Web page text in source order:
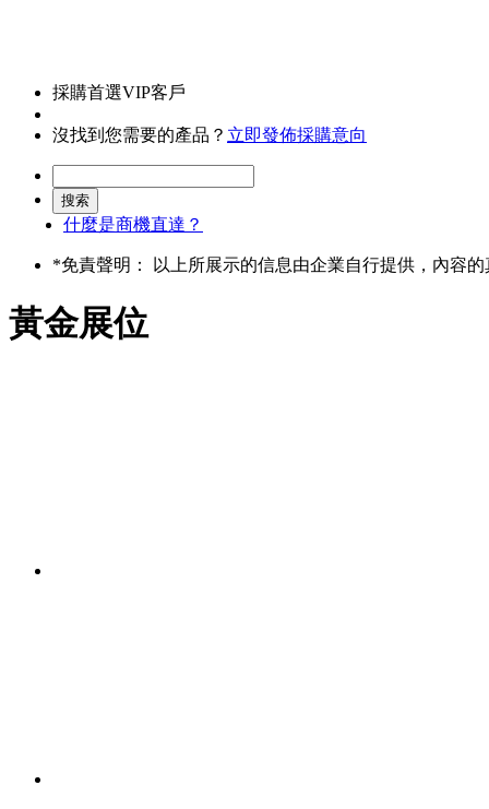
採購首選VIP客戶
沒找到您需要的產品？ 立即發佈採購意向
什麼是商機直達？
*免責聲明： 以上所展示的信息由企業自行提供，內容
黃金展位